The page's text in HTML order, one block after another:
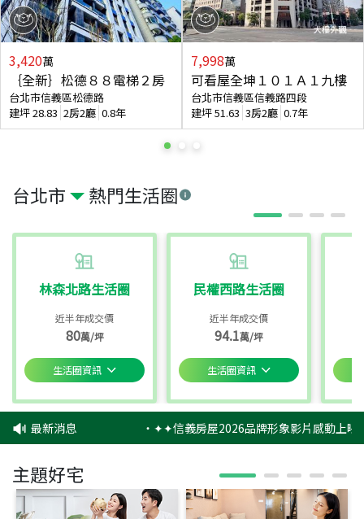
台北市 熱門生活圈
林森北路生活圈
近半年成交價
80萬/坪
生活圈資訊
民權西路生活圈
近半年成交價
94.1萬/坪
生活圈資訊
3,420萬
｛全新｝松德８８電梯２房
台北市信義區松德路
建坪28.83 2房2廳 0.8年
7,998萬
可看屋全坤１０１Ａ１九樓
台北市信義區信義路四段
建坪51.63 3房2廳 0.7年
最新消息 ✦✦信義房屋2026品牌形象影片感動上映
主題好宅